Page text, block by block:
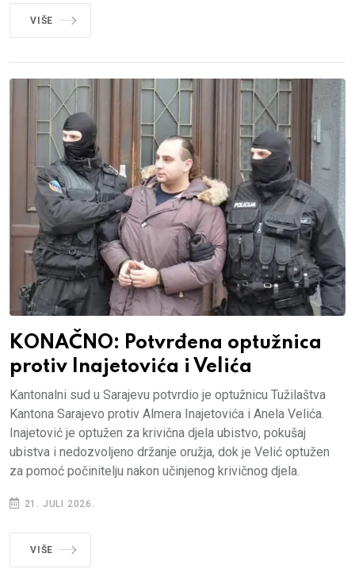
VIŠE
KONAČNO: Potvrđena optužnica
protiv Inajetovića i Velića
Kantonalni sud u Sarajevu potvrdio je optužnicu Tužilaštva
Kantona Sarajevo protiv Almera Inajetovića i Anela Velića.
Inajetović je optužen za krivična djela ubistvo, pokušaj
ubistva i nedozvoljeno držanje oružja, dok je Velić optužen
za pomoć počinitelju nakon učinjenog krivičnog djela.
21. JULI 2026.
VIŠE